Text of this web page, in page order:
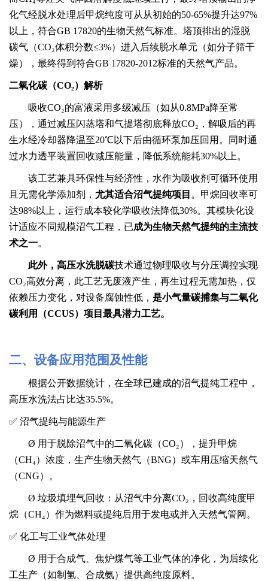
化气经脱水处理后甲烷纯度可从从初始的50-65%提升达97%
以上 ， 符合GB 17820的生物天然气标准。塔顶排出的湿脱
碳气（CO₂体积分数≤3%）进入后续脱水单元（如分子筛干
燥），最终得到符合GB 17820-2012标准的天然气产品。
二氧化碳（CO₂） 解析
吸收CO₂的富液采用多级减压（如从0.8MPa降至常
压），通过减压闪蒸塔和气提塔彻底释放CO₂，解吸后的再
生水经冷却器降温至20℃以下后由循环泵加压回用 。
同时通
过水力透平装置回收减压能量，降低系统能耗30%以上。
该工艺兼具环保性与经济性，水作为吸收剂可循环使用
且无需化学添加剂， 尤其适合沼气提纯项目 。甲烷回收率可
达98%以上，运行成本较化学吸收法降低30%。其模块化设
计适应不同规模沼气工程，已成为生物天然气提纯的主流技
术之一。
此外，高压水洗脱碳技术通过物理吸收与分压调控实现
CO₂高效分离，此工艺无废液产生，再生过程无需加热，仅
依赖压力变化，对设备腐蚀性低， 是小气量碳捕集与二氧化
碳利用（CCUS）项目 最具潜力工艺。
二、 设备应用范围及性能
根据公开数据统计， 在全球已建成的沼气提纯工程中，
高压水洗法占比达35.5%。
✅ 沼气提纯与能源生产
Ø 用于脱除沼气中的二氧化碳（CO₂），提升甲烷
（CH₄）浓度，生产生物天然气（BNG）或车用压缩天然气
（CNG）
。
Ø 垃圾填埋气回收：从沼气中分离CO₂，回收高纯度甲
烷（CH₄）作为燃料或提纯后用于发电或并入天然气管网。
✅ 化工与工业气体处理
Ø 用于合成气、焦炉煤气等工业气体的净化，为后续化
工生产（如制氢、合成氨）提供高纯度原料。